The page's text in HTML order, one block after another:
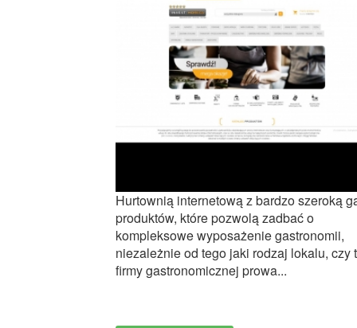
Hurtownią internetową z bardzo szeroką
produktów, które pozwolą zadbać o
kompleksowe wyposażenie gastronomii,
niezależnie od tego jaki rodzaj lokalu, czy
firmy gastronomicznej prowa...